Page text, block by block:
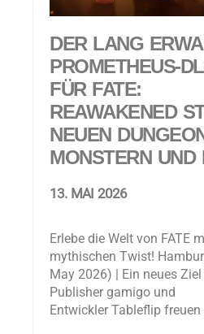
DER LANG
PROMETHEUS-
FÜR FATE:
REAWAKENED
NEUEN
MONSTERN UND
13. MAI 2026
Erlebe die Welt von FATE
mythischen Twist!
May 2026) | Ein neues
Publisher gamigo und
Entwickler Tableflip